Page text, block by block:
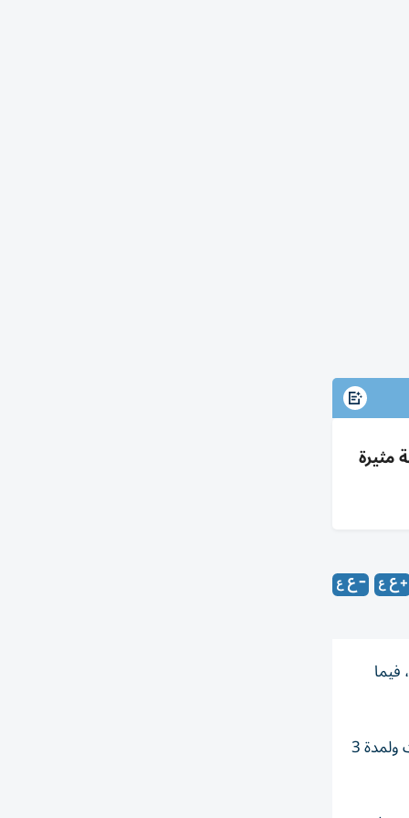
نشطة مثيرة
وتوقع المركز الوطني للأرصاد استمرار الأمطار على بعض المناطق الشرقية والجنوبية تمتد على بعض المناطق الداخلية اليوم السبت ولمدة 3